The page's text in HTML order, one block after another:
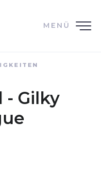
MENÜ
Gilky